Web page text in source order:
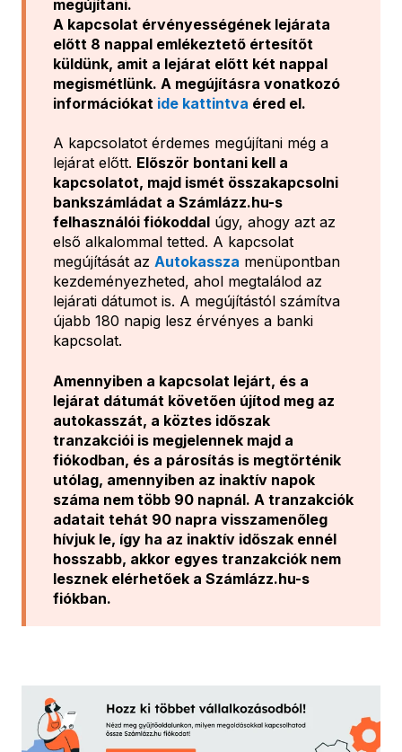
megújítani.
A kapcsolat érvényességének lejárata
előtt 8 nappal emlékeztető értesítőt
küldünk, amit a lejárat előtt két nappal
megismétlünk. A megújításra vonatkozó
információkat ide kattintva éred el.
A kapcsolatot érdemes megújítani még a
lejárat előtt. Először bontani kell a
kapcsolatot, majd ismét összakapcsolni
bankszámládat a Számlázz.hu-s
felhasználói fiókoddal úgy, ahogy azt az
első alkalommal tetted. A kapcsolat
megújítását az Autokassza menüpontban
kezdeményezheted, ahol megtalálod az
lejárati dátumot is. A megújítástól számítva
újabb 180 napig lesz érvényes a banki
kapcsolat.
Amennyiben a kapcsolat lejárt, és a
lejárat dátumát követően újítod meg az
autokasszát, a köztes időszak
tranzakciói is megjelennek majd a
fiókodban, és a párosítás is megtörténik
utólag, amennyiben az inaktív napok
száma nem több 90 napnál. A tranzakciók
adatait tehát 90 napra visszamenőleg
hívjuk le, így ha az inaktív időszak ennél
hosszabb, akkor egyes tranzakciók nem
lesznek elérhetőek a Számlázz.hu-s
fiókban.